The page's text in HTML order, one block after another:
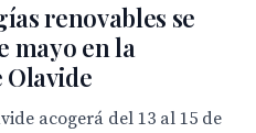
renovables se
mayo en la
Olavide
acogerá del 13 al 15 de